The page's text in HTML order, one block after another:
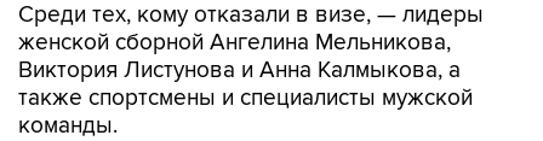
Среди тех, кому отказали в визе, — лидеры
женской сборной Ангелина Мельникова,
Виктория Листунова и Анна Калмыкова, а
также спортсмены и специалисты мужской
команды.